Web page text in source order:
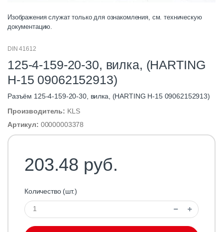
Изображения служат только для ознакомления, см. техническую
документацию.
DIN 41612
125-4-159-20-30, вилка, (HARTING
H-15 09062152913)
Разъём 125-4-159-20-30, вилка, (HARTING H-15 09062152913)
Производитель: KLS
Артикул: 00000003378
203.48 руб.
Количество (шт.)